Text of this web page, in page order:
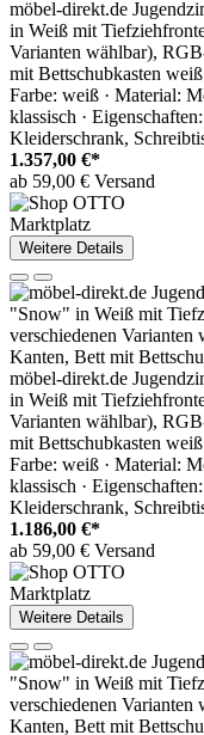
möbel-direkt.de
in Weiß mit
Varianten wählbar),
mit Bettschubkasten weiß
Farbe: weiß · Material:
klassisch ·
Kleiderschrank,
1.357,00 €*
ab 59,00 € Versand
Marktplatz
Weitere Details
möbel-direkt.de
in Weiß mit
Varianten wählbar),
mit Bettschubkasten weiß
Farbe: weiß · Material:
klassisch ·
Kleiderschrank,
1.186,00 €*
ab 59,00 € Versand
Marktplatz
Weitere Details